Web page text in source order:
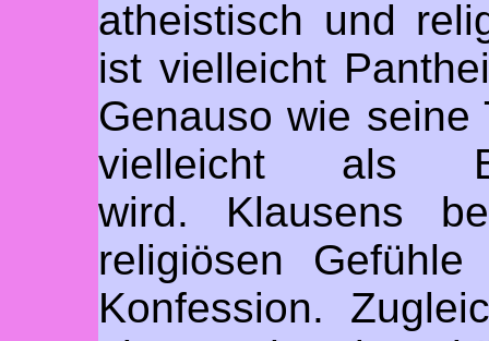
atheistisch und
ist vielleicht
Genauso wie seine
vielleicht als
wird. Klausens
religiösen
Konfession.